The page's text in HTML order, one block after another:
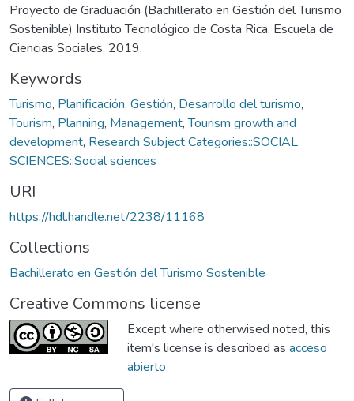
Proyecto de Graduación (Bachillerato en Gestión del Turismo
Sostenible) Instituto Tecnológico de Costa Rica, Escuela de
Ciencias Sociales, 2019.
Keywords
Turismo, Planificación, Gestión, Desarrollo del turismo,
Tourism, Planning, Management,Tourism growth and
development, Research Subject Categories::SOCIAL
SCIENCES::Social sciences
URI
https://hdl.handle.net/2238/11168
Collections
Bachillerato en Gestión del Turismo Sostenible
Creative Commons license
Except where otherwised noted, this
item's license is described as acceso
abierto